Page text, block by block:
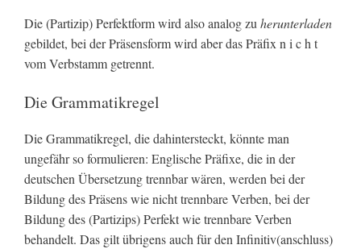
Die (Partizip) Perfektform wird also analog zu herunterladen
gebildet, bei der Präsensform wird aber das Präfix n i c h t
vom Verbstamm getrennt.
Die Grammatikregel
Die Grammatikregel, die dahintersteckt, könnte man
ungefähr so formulieren: Englische Präfixe, die in der
deutschen Übersetzung trennbar wären, werden bei der
Bildung des Präsens wie nicht trennbare Verben, bei der
Bildung des (Partizips) Perfekt wie trennbare Verben
behandelt. Das gilt übrigens auch für den Infinitiv(anschluss)